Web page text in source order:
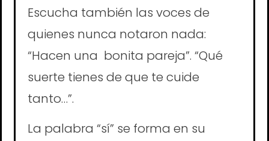
Escucha también las voces de
quienes nunca notaron nada:
“Hacen una bonita pareja”. “Qué
suerte tienes de que te cuide
tanto…”.
La palabra “sí” se forma en su